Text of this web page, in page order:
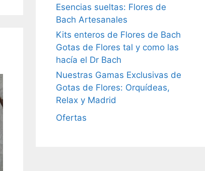
Esencias sueltas: Flores de
Bach Artesanales
Kits enteros de Flores de Bach
Gotas de Flores tal y como las
hacía el Dr Bach
Nuestras Gamas Exclusivas de
Gotas de Flores: Orquídeas,
Relax y Madrid
Ofertas